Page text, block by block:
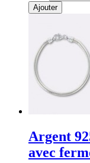
Ajouter
Argent
avec